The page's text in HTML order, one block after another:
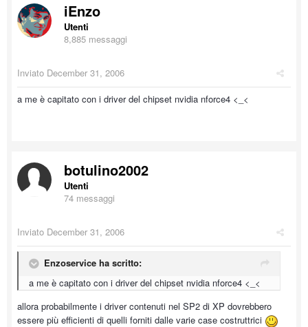
iEnzo
Utenti
8,885 messaggi
Inviato December 31, 2006
a me è capitato con i driver del chipset nvidia nforce4 <_<
botulino2002
Utenti
74 messaggi
Inviato December 31, 2006
Enzoservice ha scritto:
a me è capitato con i driver del chipset nvidia nforce4 <_<
allora probabilmente i driver contenuti nel SP2 di XP dovrebbero
essere più efficienti di quelli forniti dalle varie case costruttrici